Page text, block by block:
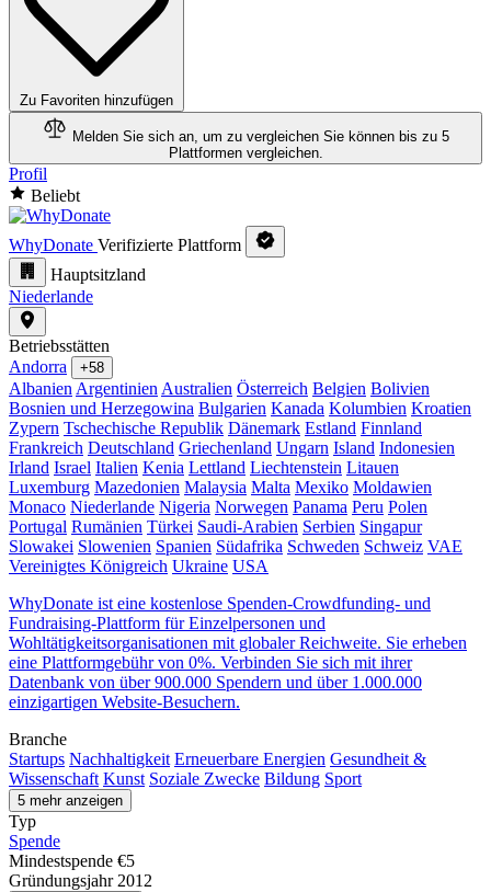
Zu Favoriten hinzufügen
Melden Sie sich an, um zu vergleichen Sie können bis zu 5
Plattformen vergleichen.
Profil
Beliebt
WhyDonate Verifizierte Plattform
Hauptsitzland
Niederlande
Betriebsstätten
Andorra
+58
Albanien Argentinien Australien Österreich Belgien Bolivien
Bosnien und Herzegowina Bulgarien Kanada Kolumbien Kroatien
Zypern Tschechische Republik Dänemark Estland Finnland
Frankreich Deutschland Griechenland Ungarn Island Indonesien
Irland Israel Italien Kenia Lettland Liechtenstein Litauen
Luxemburg Mazedonien Malaysia Malta Mexiko Moldawien
Monaco Niederlande Nigeria Norwegen Panama Peru Polen
Portugal Rumänien Türkei Saudi-Arabien Serbien Singapur
Slowakei Slowenien Spanien Südafrika Schweden Schweiz VAE
Vereinigtes Königreich Ukraine USA
WhyDonate ist eine kostenlose Spenden-Crowdfunding- und
Fundraising-Plattform für Einzelpersonen und
Wohltätigkeitsorganisationen mit globaler Reichweite. Sie erheben
eine Plattformgebühr von 0%. Verbinden Sie sich mit ihrer
Datenbank von über 900.000 Spendern und über 1.000.000
einzigartigen Website-Besuchern.
Branche
Startups Nachhaltigkeit Erneuerbare Energien Gesundheit &
Wissenschaft Kunst Soziale Zwecke Bildung Sport
5 mehr anzeigen
Typ
Spende
Mindestspende €5
Gründungsjahr 2012